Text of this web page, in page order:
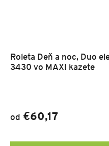
Roleta Deň a noc, Duo
3430 vo MAXI kazete
od €60,17